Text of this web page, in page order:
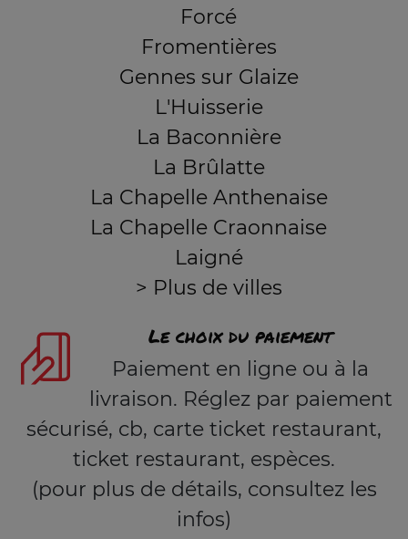
Forcé
Fromentières
Gennes sur Glaize
L'Huisserie
La Baconnière
La Brûlatte
La Chapelle Anthenaise
La Chapelle Craonnaise
Laigné
> Plus de villes
Le choix du paiement
Paiement en ligne ou à la
livraison. Réglez par paiement
sécurisé, cb, carte ticket restaurant,
ticket restaurant, espèces.
(pour plus de détails, consultez les
infos)